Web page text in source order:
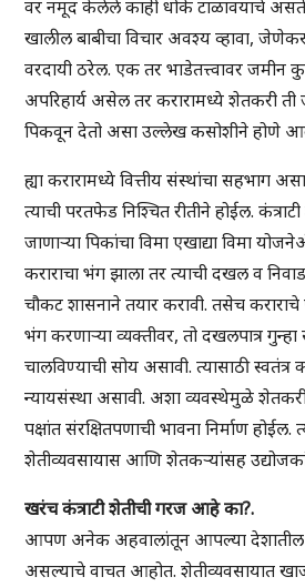
वर नमूद केलेले काही धोके टाळावयाचे
खालील बाबीचा विचार अवश्य व्हावा,
वरदायी ठरेल. एक तर भाडेतत्त्वावर
अपरिहार्य असेल तर करारामध्ये शेतकरी ती
पिकवून देतो असा उल्लेख कसोशीने होणे
ह्या करारामध्ये वित्तीय संस्थांचा सहभाग
त्याची परतफेड निश्चित रीतीने होईल.
जाणाऱ्या पिकांचा विमा एखाद्या विमा
कराराचा भंग झाला तर त्याची दखल व
चौकट शासनाने तयार करावी. तसेच कराराचे
भंग करणाऱ्या व्यक्तीवर, तो दखलपात्र
चालविण्याची सोय असावी. त्यासाठी स्वतंत्र
न्यायसंस्था असावी. अशा व्यवस्थेमुळे
पक्षांत संरक्षितपणाची भावना निर्माण होईल.
शेतीव्यवसायास आणि शेतकऱ्यांसह
खरंच कंत्राटी शेतीची गरज आहे का?.
आपण अनेक अहवालांतून आपल्या देशातील
असल्याचे वाचत आहोत. शेतीव्यवसायात